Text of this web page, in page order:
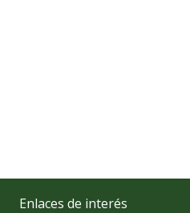
Enlaces de interés